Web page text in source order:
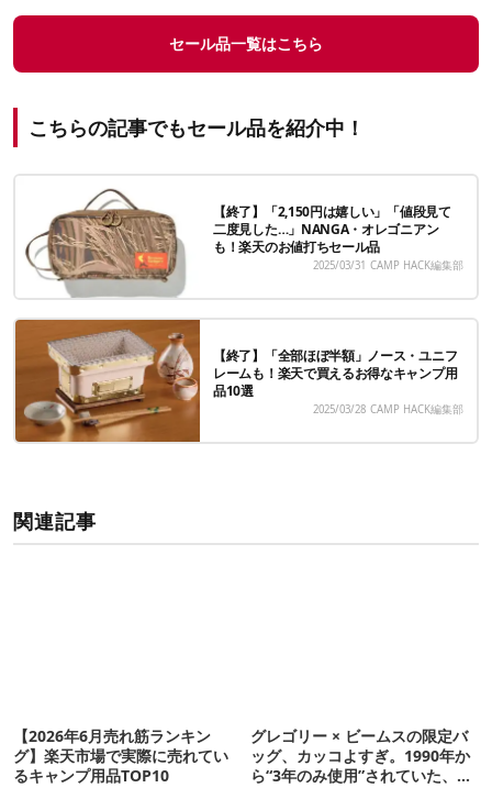
セール品一覧はこちら
こちらの記事でもセール品を紹介中！
【終了】「2,150円は嬉しい」「値段見て
二度見した…」NANGA・オレゴニアン
も！楽天のお値打ちセール品
2025/03/31 CAMP HACK編集部
【終了】「全部ほぼ半額」ノース・ユニフ
レームも！楽天で買えるお得なキャンプ用
品10選
2025/03/28 CAMP HACK編集部
関連記事
【2026年6月売れ筋ランキン
グ】楽天市場で実際に売れてい
るキャンプ用品TOP10
グレゴリー × ビームスの限定バ
ッグ、カッコよすぎ。1990年か
ら“3年のみ使用”されていた、紫